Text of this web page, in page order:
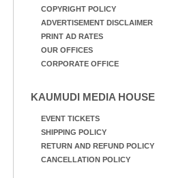
COPYRIGHT POLICY
ADVERTISEMENT DISCLAIMER
PRINT AD RATES
OUR OFFICES
CORPORATE OFFICE
KAUMUDI MEDIA HOUSE
EVENT TICKETS
SHIPPING POLICY
RETURN AND REFUND POLICY
CANCELLATION POLICY